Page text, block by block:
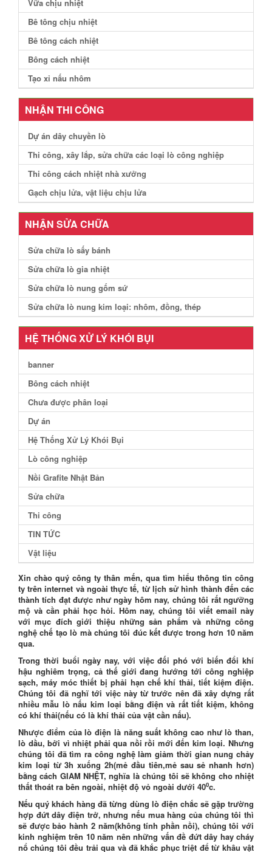
Vữa chịu nhiệt
Bê tông chịu nhiệt
Bê tông cách nhiệt
Bông cách nhiệt
Tạo xỉ nấu nhôm
NHẬN THI CÔNG
Dự án dây chuyền lò
Thi công, xây lắp, sửa chữa các loại lò công nghiệp
Thi công cách nhiệt nhà xưởng
Gạch chịu lửa, vật liệu chịu lửa
NHẬN SỬA CHỮA
Sửa chữa lò sấy bánh
Sửa chữa lò gia nhiệt
Sửa chữa lò nung gốm sứ
Sửa chữa lò nung kim loại: nhôm, đồng, thép
HỆ THỐNG XỬ LÝ KHÓI BỤI
banner
Bông cách nhiệt
Chưa được phân loại
Dự án
Hệ Thống Xử Lý Khói Bụi
Lò công nghiệp
Nồi Grafite Nhật Bản
Sửa chữa
Thi công
TIN TỨC
Vật liệu
Xin chào quý công ty thân mến, qua tìm hiểu thông tin công
ty trên internet và ngoài thực tế, từ lịch sử hình thành đến các
thành tích đạt được như ngày hôm nay, chúng tôi rất ngưỡng
mộ và cần phải học hỏi. Hôm nay, chúng tôi viết email này
với mục đích giới thiệu những sản phẩm và những công
nghệ chế tạo lò mà chúng tôi đúc kết được trong hơn 10 năm
qua.
Trong thời buổi ngày nay, với việc đối phó với biến đổi khí
hậu nghiêm trọng, cả thế giới đang hướng tới công nghiệp
sạch, máy móc thiết bị phải hạn chế khí thải, tiết kiệm điện.
Chúng tôi đã nghĩ tới việc này từ trước nên đã xây dựng rất
nhiều mẫu lò nấu kim loại bằng điện và rất tiết kiệm, không
có khí thải(nếu có là khí thải của vật cần nấu).
Nhược điểm của lò điện là năng suất không cao như lò than,
lò dầu, bởi vì nhiệt phải qua nồi rồi mới đến kim loại. Nhưng
chúng tôi đã tìm ra công nghệ làm giảm thời gian nung chảy
kim loại từ 3h xuống 2h(mẻ đầu tiên,mẻ sau sẻ nhanh hơn)
bằng cách GIAM NHỆT, nghĩa là chúng tôi sẽ không cho nhiệt
thất thoát ra bên ngoài, nhiệt độ vỏ ngoài dưới 400c.
Nếu quý khách hàng đã từng dùng lò điện chắc sẽ gặp trường
hợp đứt dây điện trở, nhưng nếu mua hàng của chúng tôi thì
sẽ đượcbảo hành 2 năm(không tính phần nồi), chúng tôi với
kinh nghiệm trên 10 năm nên những vấn đề đứt dây hay cháy
nổ chúng tôi đều trải qua và đã khắc phục triệt để từ khâu vật